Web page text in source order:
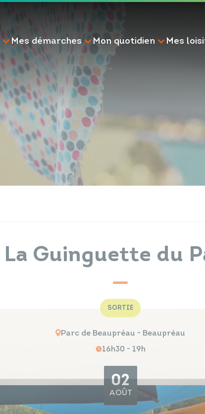
Mes démarches Mon quotidien Mes
RECHERCHE
La Guinguette du
SORTIE
Parc de Beaupréau - Beaupréau
16h30 - 19h
02
AOÛT